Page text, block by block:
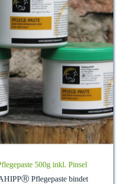
500g inkl. Pinsel
Pflegepaste bindet